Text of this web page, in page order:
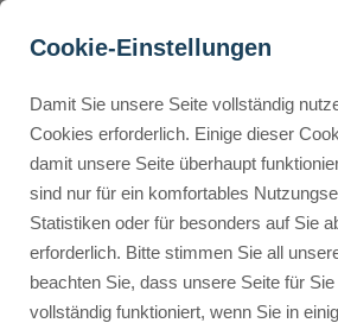
Buyer Personas erstellen
Landingpage optimieren
Was kostet eine
Domainnamen-
Recherche?
heraus!
Werbehinweis: Links mit Sternchen (*) sind
Cookie-Einstellungen
Damit Sie unsere Seite vollständig
Cookies erforderlich. Einige dieser
damit unsere Seite überhaupt
sind nur für ein komfortables
Statistiken oder für besonders auf Sie
erforderlich. Bitte stimmen Sie all
beachten Sie, dass unsere Seite für
vollständig funktioniert, wenn Sie in